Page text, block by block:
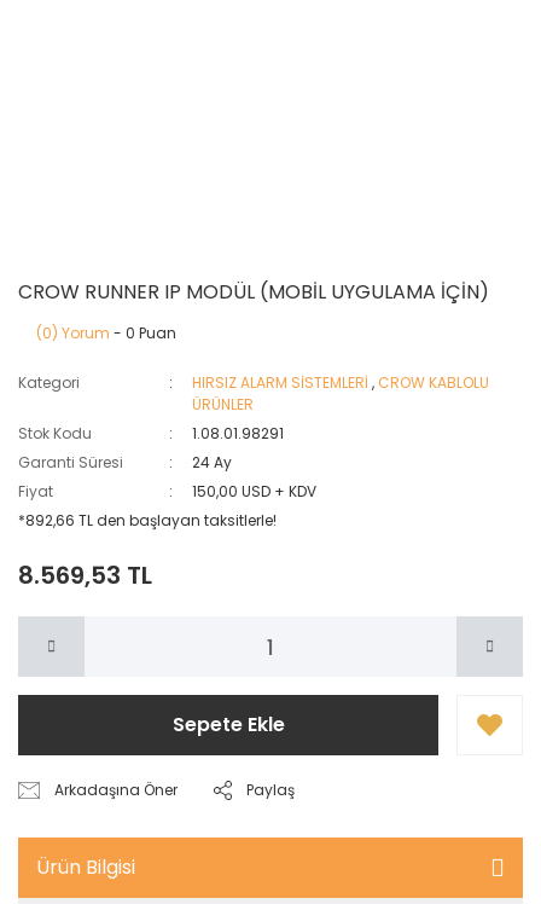
CROW RUNNER IP MODÜL (MOBİL UYGULAMA İÇİN)
(0) Yorum - 0 Puan
Kategori HIRSIZ ALARM SİSTEMLERİ , CROW KABLOLU
ÜRÜNLER
Stok Kodu
1.08.01.98291
Garanti Süresi
24 Ay
Fiyat
150,00 USD + KDV
*892,66 TL den başlayan taksitlerle!
8.569,53 TL
Sepete Ekle
Arkadaşına Öner Paylaş
Ürün Bilgisi